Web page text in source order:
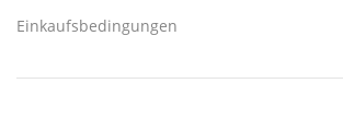
Einkaufsbedingungen